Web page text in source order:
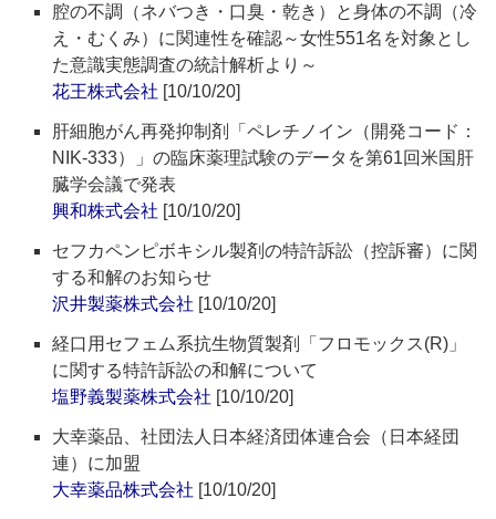
腔の不調（ネバつき・口臭・乾き）と身体の不調（冷
え・むくみ）に関連性を確認～女性551名を対象とし
た意識実態調査の統計解析より～
花王株式会社 [10/10/20]
肝細胞がん再発抑制剤「ペレチノイン（開発コード：
NIK-333）」の臨床薬理試験のデータを第61回米国肝
臓学会議で発表
興和株式会社 [10/10/20]
セフカペンピボキシル製剤の特許訴訟（控訴審）に関
する和解のお知らせ
沢井製薬株式会社 [10/10/20]
経口用セフェム系抗生物質製剤「フロモックス(R)」
に関する特許訴訟の和解について
塩野義製薬株式会社 [10/10/20]
大幸薬品、社団法人日本経済団体連合会（日本経団
連）に加盟
大幸薬品株式会社 [10/10/20]